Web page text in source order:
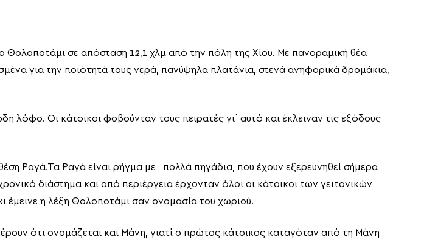
Θολοποτάμι σε απόσταση 12,1 χλμ από την πόλη της Χίου. Με πανοραμική θέα
για την ποιότητά τους νερά, πανύψηλα πλατάνια, στενά ανηφορικά δρομάκια,
Οι κάτοικοι φοβούνταν τους πειρατές γι΄ αυτό και έκλειναν τις εξόδους
Ραγά.Τα Ραγά είναι ρήγμα με πολλά πηγάδια, που έχουν εξερευνηθεί σήμερα
διάστημα και από περιέργεια έρχονταν όλοι οι κάτοικοι των γειτονικών
η λέξη Θολοποτάμι σαν ονομασία του χωριού.
ότι ονομάζεται και Μάνη, γιατί ο πρώτος κάτοικος καταγόταν από τη Μάνη